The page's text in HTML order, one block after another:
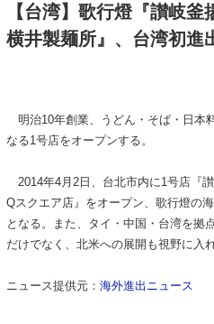
【台湾】歌行燈『讃岐
横井製麺所』、台湾初進
明治10年創業、うどん・そば・日本
なる1号店をオープンする。
2014年4月2日、台北市内に1号店『
Qスクエア店』をオープン、歌行燈の
となる。また、タイ・中国・台湾を拠
だけでなく、北米への展開も視野に入
ニュース提供元： 海外進出ニュース